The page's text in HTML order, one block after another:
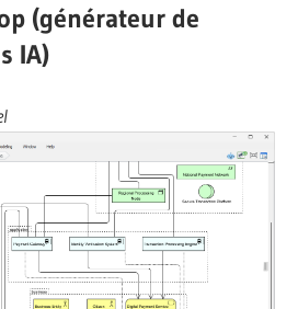
(générateur de
IA)